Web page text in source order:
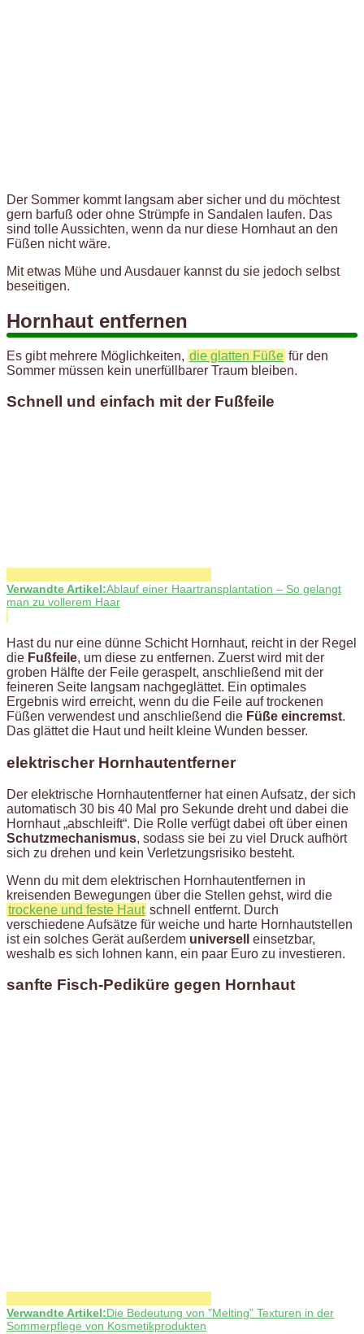
Der Sommer kommt langsam aber sicher und du möchtest
gern barfuß oder ohne Strümpfe in Sandalen laufen. Das
sind tolle Aussichten, wenn da nur diese Hornhaut an den
Füßen nicht wäre.
Mit etwas Mühe und Ausdauer kannst du sie jedoch selbst
beseitigen.
Hornhaut entfernen
Es gibt mehrere Möglichkeiten, die glatten Füße für den
Sommer müssen kein unerfüllbarer Traum bleiben.
Schnell und einfach mit der Fußfeile
Verwandte Artikel:Ablauf einer Haartransplantation – So gelangt
man zu vollerem Haar
Hast du nur eine dünne Schicht Hornhaut, reicht in der Regel
die Fußfeile, um diese zu entfernen. Zuerst wird mit der
groben Hälfte der Feile geraspelt, anschließend mit der
feineren Seite langsam nachgeglättet. Ein optimales
Ergebnis wird erreicht, wenn du die Feile auf trockenen
Füßen verwendest und anschließend die Füße eincremst.
Das glättet die Haut und heilt kleine Wunden besser.
elektrischer Hornhautentferner
Der elektrische Hornhautentferner hat einen Aufsatz, der sich
automatisch 30 bis 40 Mal pro Sekunde dreht und dabei die
Hornhaut „abschleift“. Die Rolle verfügt dabei oft über einen
Schutzmechanismus, sodass sie bei zu viel Druck aufhört
sich zu drehen und kein Verletzungsrisiko besteht.
Wenn du mit dem elektrischen Hornhautentfernen in
kreisenden Bewegungen über die Stellen gehst, wird die
trockene und feste Haut schnell entfernt. Durch
verschiedene Aufsätze für weiche und harte Hornhautstellen
ist ein solches Gerät außerdem universell
einsetzbar,
weshalb es sich lohnen kann, ein paar Euro zu investieren.
sanfte Fisch-Pediküre gegen Hornhaut
Verwandte Artikel:Die Bedeutung von "Melting" Texturen in der
Sommerpflege von Kosmetikprodukten